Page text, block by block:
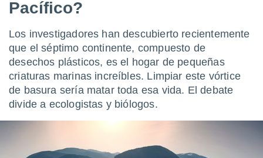
la
calidad.
a este
las
y
forma
Pacífico?
Los investigadores han descubierto recientemente
que el séptimo continente, compuesto de
desechos plásticos, es el hogar de pequeñas
criaturas marinas increíbles. Limpiar este vórtice
de basura sería matar toda esa vida. El debate
divide a ecologistas y biólogos.